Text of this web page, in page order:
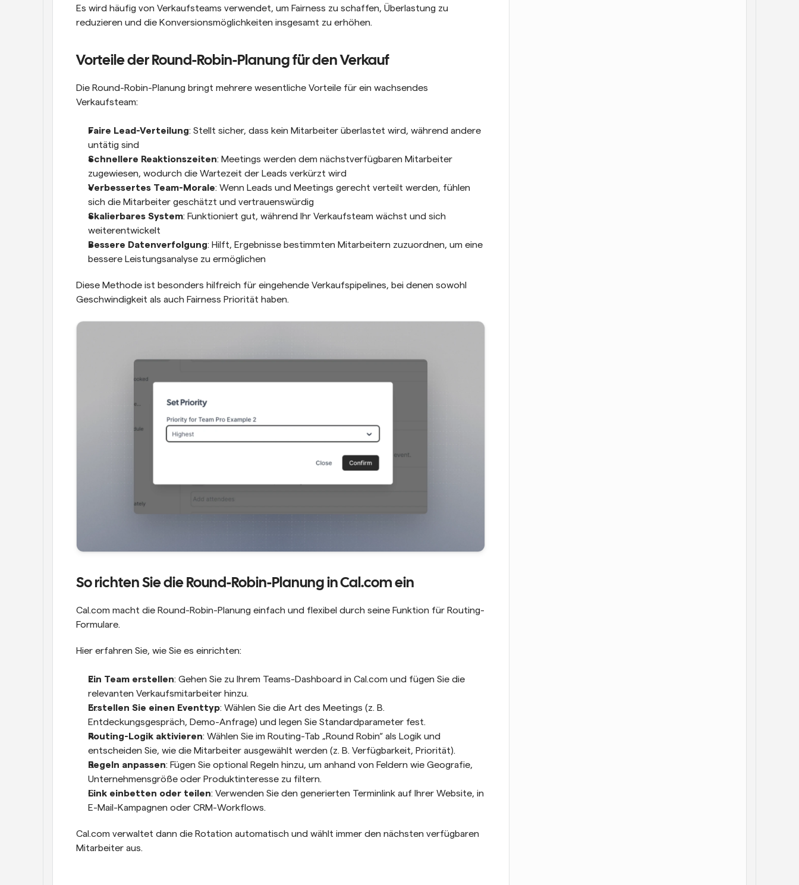
Es wird häufig von Verkaufsteams verwendet, um Fairness zu schaffen, Überlastung zu
reduzieren und die Konversionsmöglichkeiten insgesamt zu erhöhen.
Vorteile der Round-Robin-Planung für den Verkauf
Die Round-Robin-Planung bringt mehrere wesentliche Vorteile für ein wachsendes
Verkaufsteam:
Faire Lead-Verteilung: Stellt sicher, dass kein Mitarbeiter überlastet wird, während andere
untätig sind
Schnellere Reaktionszeiten: Meetings werden dem nächstverfügbaren Mitarbeiter
zugewiesen, wodurch die Wartezeit der Leads verkürzt wird
Verbessertes Team-Morale: Wenn Leads und Meetings gerecht verteilt werden, fühlen
sich die Mitarbeiter geschätzt und vertrauenswürdig
Skalierbares System: Funktioniert gut, während Ihr Verkaufsteam wächst und sich
weiterentwickelt
Bessere Datenverfolgung: Hilft, Ergebnisse bestimmten Mitarbeitern zuzuordnen, um eine
bessere Leistungsanalyse zu ermöglichen
Diese Methode ist besonders hilfreich für eingehende Verkaufspipelines, bei denen sowohl
Geschwindigkeit als auch Fairness Priorität haben.
So richten Sie die Round-Robin-Planung in Cal.com ein
Cal.com macht die Round-Robin-Planung einfach und flexibel durch seine Funktion für Routing-
Formulare.
Hier erfahren Sie, wie Sie es einrichten:
Ein Team erstellen: Gehen Sie zu Ihrem Teams-Dashboard in Cal.com und fügen Sie die
relevanten Verkaufsmitarbeiter hinzu.
Erstellen Sie einen Eventtyp: Wählen Sie die Art des Meetings (z. B.
Entdeckungsgespräch, Demo-Anfrage) und legen Sie Standardparameter fest.
Routing-Logik aktivieren: Wählen Sie im Routing-Tab „Round Robin“ als Logik und
entscheiden Sie, wie die Mitarbeiter ausgewählt werden (z. B. Verfügbarkeit, Priorität).
Regeln anpassen: Fügen Sie optional Regeln hinzu, um anhand von Feldern wie Geografie,
Unternehmensgröße oder Produktinteresse zu filtern.
Link einbetten oder teilen: Verwenden Sie den generierten Terminlink auf Ihrer Website, in
E-Mail-Kampagnen oder CRM-Workflows.
Cal.com verwaltet dann die Rotation automatisch und wählt immer den nächsten verfügbaren
Mitarbeiter aus.